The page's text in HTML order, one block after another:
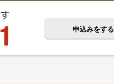
申込みをする